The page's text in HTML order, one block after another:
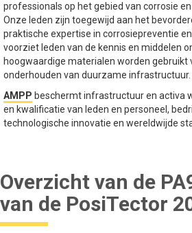
professionals op het gebied van corrosie
Onze leden zijn toegewijd aan het
praktische expertise in corrosiepreventie
voorziet leden van de kennis en middelen
hoogwaardige materialen worden gebruikt
onderhouden van duurzame infrastructuur.
AMPP beschermt infrastructuur en activa
en kwalificatie van leden en personeel,
technologische innovatie en wereldwijde
Overzicht van de
van de PosiTector